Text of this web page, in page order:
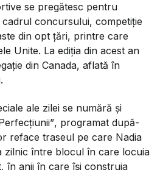
se pregătesc pentru
concursului, competiție
din opt țări, printre care
Unite. La ediția din acest an
din Canada, aflată în
ale zilei se numără și
, programat după-
reface traseul pe care Nadia
zilnic între blocul în care locuia
în anii în care își construia